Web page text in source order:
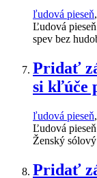
ľudová pieseň,
Ľudová
spev bez
Pridať
si kľúče
ľudová pieseň,
Ľudová
Ženský
Pridať